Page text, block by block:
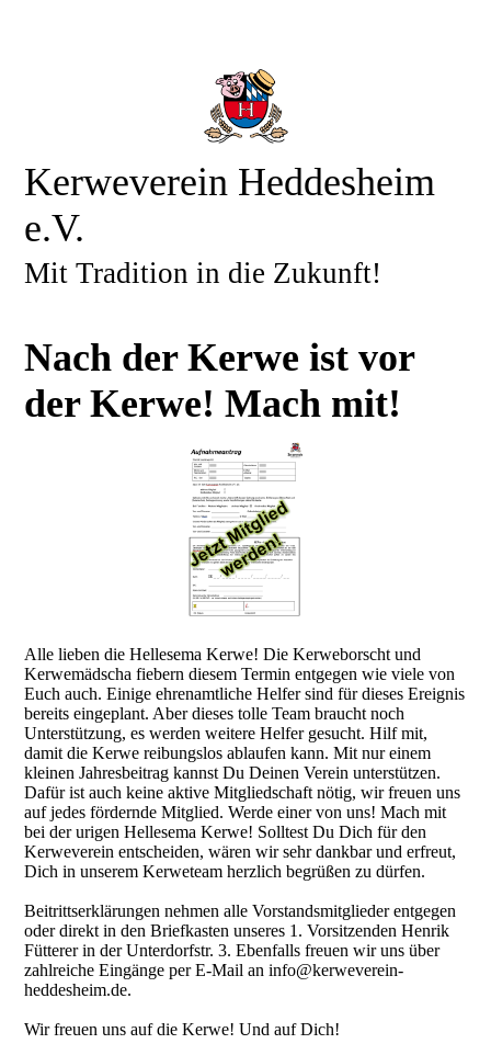
Kerweverein Heddesheim
e.V.
Mit Tradition in die Zukunft!
Nach der Kerwe ist vor
der Kerwe! Mach mit!
Alle lieben die Hellesema Kerwe! Die Kerweborscht und
Kerwemädscha fiebern diesem Termin entgegen wie viele von
Euch auch. Einige ehrenamtliche Helfer sind für dieses Ereignis
bereits eingeplant. Aber dieses tolle Team braucht noch
Unterstützung, es werden weitere Helfer gesucht. Hilf mit,
damit die Kerwe reibungslos ablaufen kann. Mit nur einem
kleinen Jahresbeitrag kannst Du Deinen Verein unterstützen.
Dafür ist auch keine aktive Mitgliedschaft nötig, wir freuen uns
auf jedes fördernde Mitglied. Werde einer von uns! Mach mit
bei der urigen Hellesema Kerwe! Solltest Du Dich für den
Kerweverein entscheiden, wären wir sehr dankbar und erfreut,
Dich in unserem Kerweteam herzlich begrüßen zu dürfen.
Beitrittserklärungen nehmen alle Vorstandsmitglieder entgegen
oder direkt in den Briefkasten unseres 1. Vorsitzenden Henrik
Fütterer in der Unterdorfstr. 3. Ebenfalls freuen wir uns über
zahlreiche Eingänge per E-Mail an info@kerweverein-
heddesheim.de.
Wir freuen uns auf die Kerwe! Und auf Dich!